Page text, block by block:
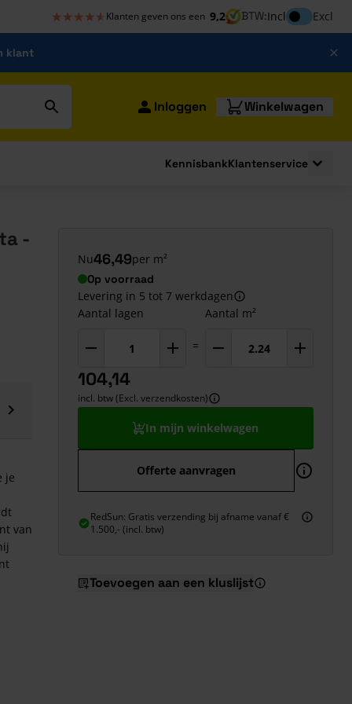
★★★★★
★★★★★ Klanten geven ons een 9,2 BTW:InclInclusief btw
Excl
klant
Inloggen Winkelwagen
KennisbankKlantenservice
-
je
van
Nu46,49per m²
Op voorraad
Levering in 5 tot 7 werkdagen
Aantal lagen
=
Aantal m²
104,14
incl. btw (Excl. verzendkosten)
In mijn winkelwagen
Offerte aanvragen
RedSun: Gratis verzending bij afname vanaf €
1.500,- (incl. btw)
Toevoegen aan een kluslijst